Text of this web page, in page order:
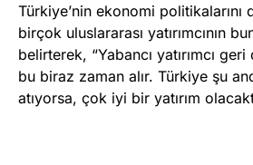
Türkiye’nin ekonomi
birçok uluslararası yatırımcının
belirterek, “Yabancı yatırımcı
bu biraz zaman alır. Türkiye şu
atıyorsa, çok iyi bir yatırım